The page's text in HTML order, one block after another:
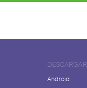
DESCARGAR
Android